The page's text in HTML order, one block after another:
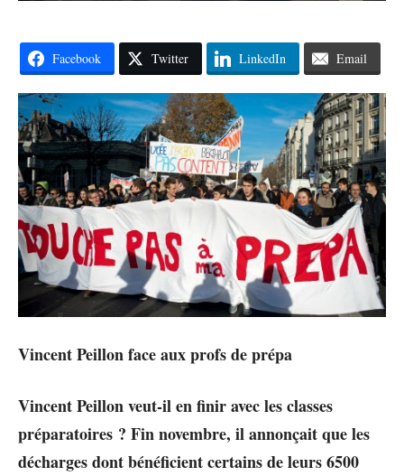
Facebook Twitter LinkedIn Email
Vincent Peillon face aux profs de prépa
Vincent Peillon veut-il en finir avec les classes
préparatoires ? Fin novembre, il annonçait que les
décharges dont bénéficient certains de leurs 6500